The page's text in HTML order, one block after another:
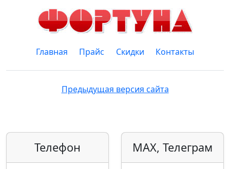
Главная Прайс Скидки Контакты
Предыдущая версия сайта
Телефон MAX, Телеграм